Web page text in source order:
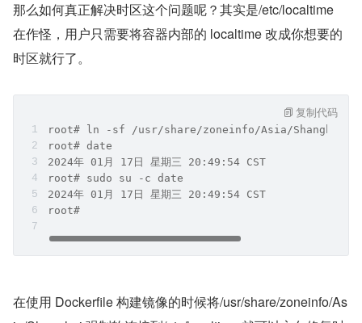
那么如何真正解决时区这个问题呢？其实是/etc/localtime
在作怪，用户只需要将容器内部的 localtime 改成你想要的
时区就行了。
root# ln -sf /usr/share/zoneinfo/Asia/Shanghai
root# date
2024年 01月 17日 星期三 20:49:54 CST
root# sudo su -c date
2024年 01月 17日 星期三 20:49:54 CST
root#
复制代码
在使用 Dockerfile 构建镜像的时候将/usr/share/zoneinfo/As